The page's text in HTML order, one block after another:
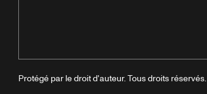
Protégé par le droit d'auteur. Tous droits réservés.